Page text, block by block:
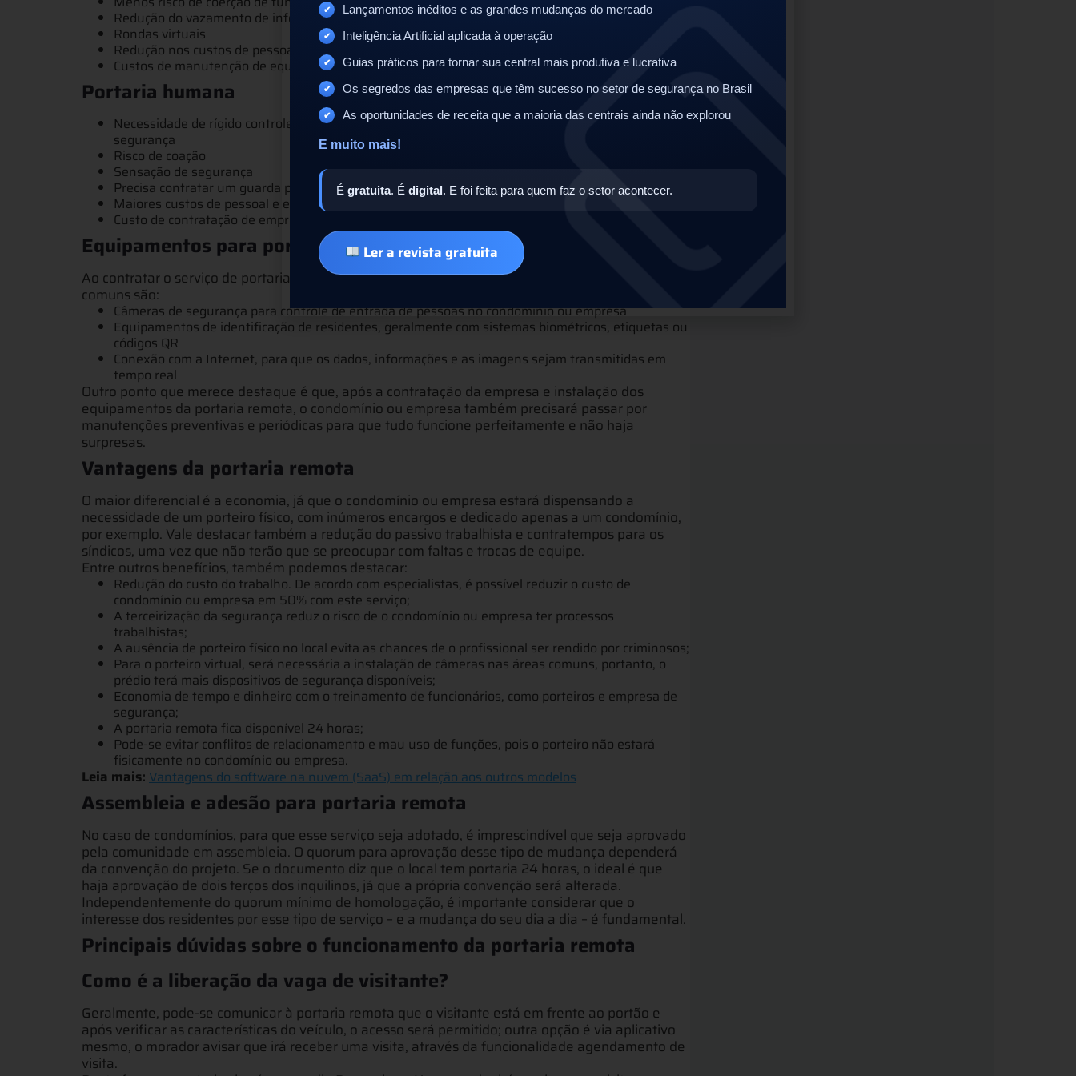
Redução do vazamento de informações das rotinas de condomínio ou empresa
Rondas virtuais
Redução nos custos de pessoal
Custos de manutenção de equipamentos reduzidos
Portaria humana
Necessidade de rígido controle e acompanhamento do profissional para seguir o protocolo de
segurança
Risco de coação
Sensação de segurança
Precisa contratar um guarda para fazer patrulhas
Maiores custos de pessoal e encargos
Custo de contratação de empresa para manutenção de equipamentos de segurança
Equipamentos para portaria remota
Ao contratar o serviço de portaria remota, é preciso instalar uma série de equipamentos. Os mais
comuns são:
Câmeras de segurança para controle de entrada de pessoas no condomínio ou empresa
Equipamentos de identificação de residentes, geralmente com sistemas biométricos, etiquetas ou
códigos QR
Conexão com a Internet, para que os dados, informações e as imagens sejam transmitidas em
tempo real
Outro ponto que merece destaque é que, após a contratação da empresa e instalação dos
equipamentos da portaria remota, o condomínio ou empresa também precisará passar por
manutenções preventivas e periódicas para que tudo funcione perfeitamente e não haja
surpresas.
Vantagens da portaria remota
O maior diferencial é a economia, já que o condomínio ou empresa estará dispensando a
necessidade de um porteiro físico, com inúmeros encargos e dedicado apenas a um condomínio,
por exemplo. Vale destacar também a redução do passivo trabalhista e contratempos para os
síndicos, uma vez que não terão que se preocupar com faltas e trocas de equipe.
Entre outros benefícios, também podemos destacar:
Redução do custo do trabalho. De acordo com especialistas, é possível reduzir o custo de
condomínio ou empresa em 50% com este serviço;
A terceirização da segurança reduz o risco de o condomínio ou empresa ter processos
trabalhistas;
A ausência de porteiro físico no local evita as chances de o profissional ser rendido por criminosos;
Para o porteiro virtual, será necessária a instalação de câmeras nas áreas comuns, portanto, o
prédio terá mais dispositivos de segurança disponíveis;
Economia de tempo e dinheiro com o treinamento de funcionários, como porteiros e empresa de
segurança;
A portaria remota fica disponível 24 horas;
Pode-se evitar conflitos de relacionamento e mau uso de funções, pois o porteiro não estará
fisicamente no condomínio ou empresa.
Leia mais: Vantagens do software na nuvem (SaaS) em relação aos outros modelos
Assembleia e adesão para portaria remota
No caso de condomínios, para que esse serviço seja adotado, é imprescindível que seja aprovado
pela comunidade em assembleia. O quorum para aprovação desse tipo de mudança dependerá
da convenção do projeto. Se o documento diz que o local tem portaria 24 horas, o ideal é que
haja aprovação de dois terços dos inquilinos, já que a própria convenção será alterada.
Independentemente do quorum mínimo de homologação, é importante considerar que o
interesse dos residentes por esse tipo de serviço – e a mudança do seu dia a dia – é fundamental.
Principais dúvidas sobre o funcionamento da portaria remota
Como é a liberação da vaga de visitante?
Geralmente, pode-se comunicar à portaria remota que o visitante está em frente ao portão e
após verificar as características do veículo, o acesso será permitido; outra opção é via aplicativo
mesmo, o morador avisar que irá receber uma visita, através da funcionalidade agendamento de
visita.
Lançamentos inéditos e as grandes mudanças do mercado
Inteligência Artificial aplicada à operação
Guias práticos para tornar sua central mais produtiva e lucrativa
Os segredos das empresas que têm sucesso no setor de segurança no Brasil
As oportunidades de receita que a maioria das centrais ainda não explorou
E muito mais!
É gratuita. É digital. E foi feita para quem faz o setor acontecer.
Ler a revista gratuita